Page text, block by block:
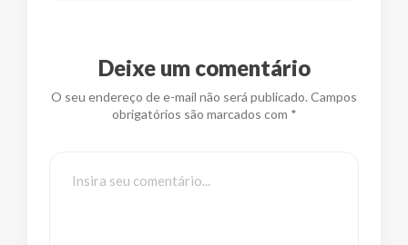
Deixe um comentário
O seu endereço de e-mail não será publicado. Campos
obrigatórios são marcados com *